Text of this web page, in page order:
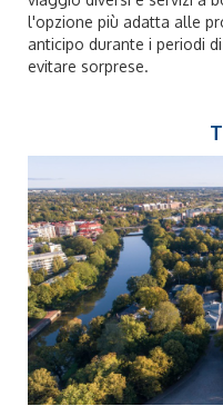
l'opzione più adatta alle
anticipo durante i periodi
evitare sorprese.